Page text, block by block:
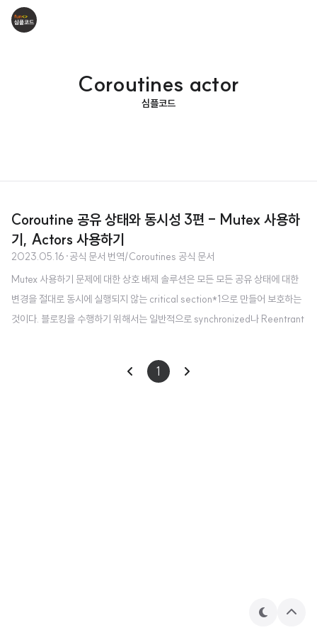
Coroutines actor
심플코드
Coroutine 공유 상태와 동시성 3편 - Mutex 사용하
기, Actors 사용하기
2023.05.16 ·공식 문서 번역/Coroutines 공식 문서
Mutex 사용하기 문제에 대한 상호 배제 솔루션은 모든 모든 공유 상태에 대한
변경을 절대로 동시에 실행되지 않는 critical section*1으로 만들어 보호하는
것이다. 블로킹을 수행하기 위해서는 일반적으로 synchronized나 Reentrant
ection을 구분하기 위한 lock과 unlock 함수를 가진다. 중요한 차이점은 Mute
xt.lock()이 일시중단 함수라는 것이다. 이는 Thread를 블록하지 않는다. mut
1
테
상